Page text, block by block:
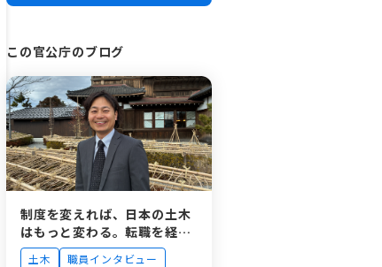
この官公庁のブログ
制度を変えれば、日本の土木
はもっと変わる。転職を経て
故郷・新潟県庁を選んだ理由
土木
職員インタビュー